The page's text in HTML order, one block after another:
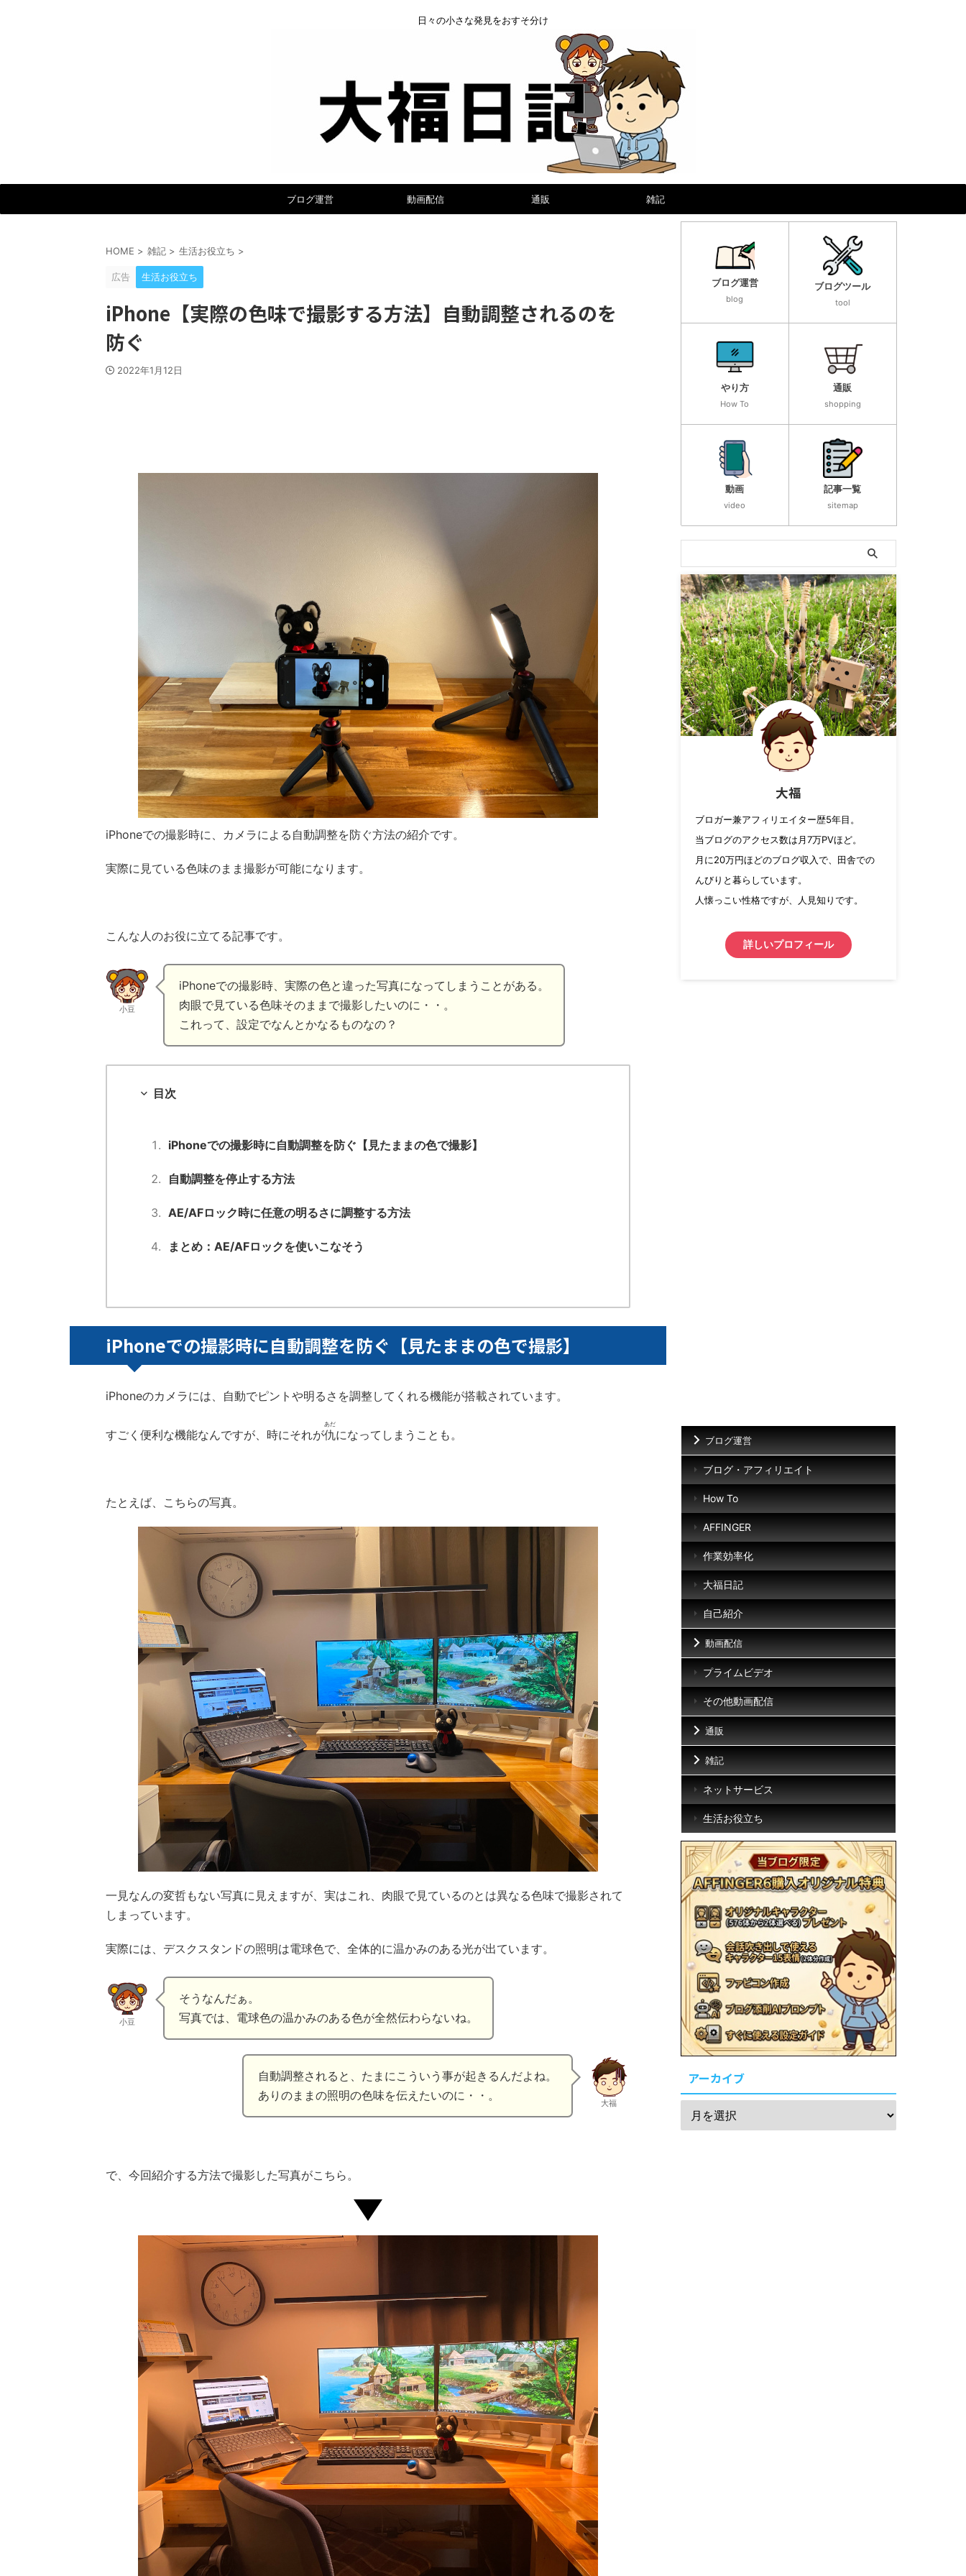
日々の小さな発見をおすそ分け
ブログ運営 動画配信 通販 雑記
HOME > 雑記 > 生活お役立ち >
広告 生活お役立ち
iPhone【実際の色味で撮影する方法】自動調整されるのを
防ぐ
2022年1月12日
iPhoneでの撮影時に、カメラによる自動調整を防ぐ方法の紹介です。
実際に見ている色味のまま撮影が可能になります。
こんな人のお役に立てる記事です。
小豆
iPhoneでの撮影時、実際の色と違った写真になってしまうことがある。
肉眼で見ている色味そのままで撮影したいのに・・。
これって、設定でなんとかなるものなの？
目次
iPhoneでの撮影時に自動調整を防ぐ【見たままの色で撮影】
自動調整を停止する方法
AE/AFロック時に任意の明るさに調整する方法
まとめ：AE/AFロックを使いこなそう
iPhoneでの撮影時に自動調整を防ぐ【見たままの色で撮影】
iPhoneのカメラには、自動でピントや明るさを調整してくれる機能が搭載されています。
すごく便利な機能なんですが、時にそれが仇
あだ
になってしまうことも。
たとえば、こちらの写真。
一見なんの変哲もない写真に見えますが、実はこれ、肉眼で見ているのとは異なる色味で撮影されて
しまっています。
実際には、デスクスタンドの照明は電球色で、全体的に温かみのある光が出ています。
小豆
そうなんだぁ。
写真では、電球色の温かみのある色が全然伝わらないね。
自動調整されると、たまにこういう事が起きるんだよね。
ありのままの照明の色味を伝えたいのに・・。
大福
で、今回紹介する方法で撮影した写真がこちら。
ブログ運営
blog
ブログツール
tool
やり方
How To
通販
shopping
動画
video
記事一覧
sitemap
大福
ブロガー兼アフィリエイター歴5年目。
当ブログのアクセス数は月7万PVほど。
月に20万円ほどのブログ収入で、田舎での
んびりと暮らしています。
人懐っこい性格ですが、人見知りです。
詳しいプロフィール
ブログ運営
ブログ・アフィリエイト
How To
AFFINGER
作業効率化
大福日記
自己紹介
動画配信
プライムビデオ
その他動画配信
通販
雑記
ネットサービス
生活お役立ち
アーカイブ